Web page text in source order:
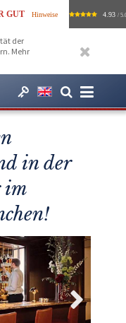
GUT Hinweise 4.93 /
der
Mehr
in der
im